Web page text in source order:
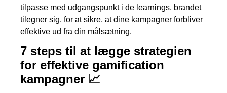
tilpasse med udgangspunkt i de learnings, brandet
tilegner sig, for at sikre, at dine kampagner forbliver
effektive ud fra din målsætning.
7 steps til at lægge strategien
for effektive gamification
kampagner 📈